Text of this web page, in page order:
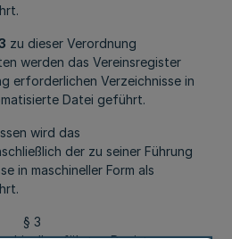
zu dieser Verordnung
werden das Vereinsregister
erforderlichen Verzeichnisse in
Datei geführt.
wird das
der zu seiner Führung
in maschineller Form als
§ 3